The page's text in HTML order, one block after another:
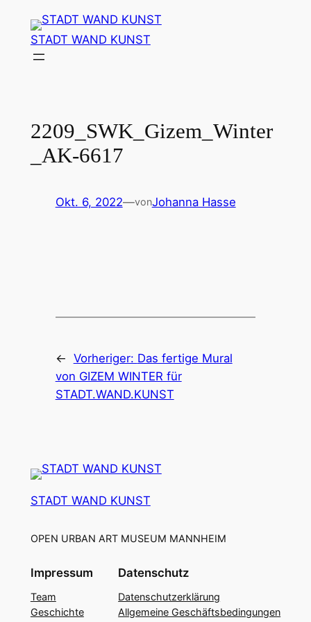
Inhalt
springen
STADT WAND KUNST
2209_SWK_Gizem_Winter
_AK-6617
Okt. 6, 2022—vonJohanna Hasse
← Vorheriger: Das fertige Mural
von GIZEM WINTER für
STADT.WAND.KUNST
STADT WAND KUNST
OPEN URBAN ART MUSEUM MANNHEIM
Impressum
Team
Geschichte
Datenschutz
Datenschutzerklärung
Allgemeine Geschäftsbedingungen